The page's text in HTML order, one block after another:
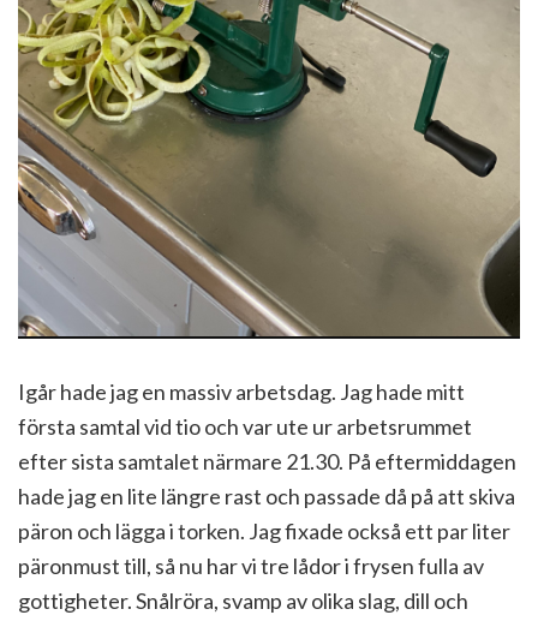
Igår hade jag en massiv arbetsdag. Jag hade mitt
första samtal vid tio och var ute ur arbetsrummet
efter sista samtalet närmare 21.30. På eftermiddagen
hade jag en lite längre rast och passade då på att skiva
päron och lägga i torken. Jag fixade också ett par liter
päronmust till, så nu har vi tre lådor i frysen fulla av
gottigheter. Snålröra, svamp av olika slag, dill och